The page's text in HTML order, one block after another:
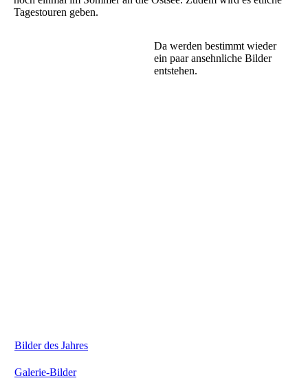
Tagestouren geben.
Da werden bestimmt wieder
ein paar ansehnliche Bilder
entstehen.
Bilder des Jahres
Galerie-Bilder